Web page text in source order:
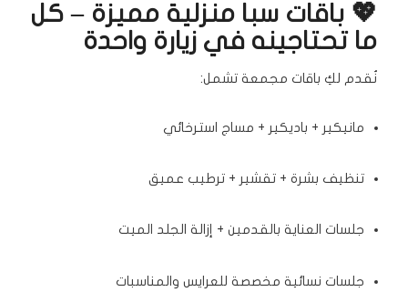
💖 باقات سبا منزلية مميزة – كل
ما تحتاجينه في زيارة واحدة
نُقدم لكِ باقات مجمعة تشمل:
مانيكير + باديكير + مساج استرخائي
تنظيف بشرة + تقشير + ترطيب عميق
جلسات العناية بالقدمين + إزالة الجلد الميت
جلسات نسائية مخصصة للعرايس والمناسبات